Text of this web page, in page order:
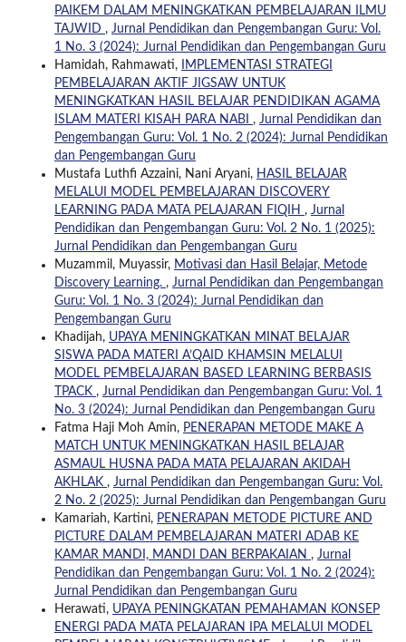
PAIKEM DALAM MENINGKATKAN PEMBELAJARAN ILMU
TAJWID , Jurnal Pendidikan dan Pengembangan Guru: Vol.
1 No. 3 (2024): Jurnal Pendidikan dan Pengembangan Guru
Hamidah, Rahmawati,
IMPLEMENTASI STRATEGI
PEMBELAJARAN AKTIF JIGSAW UNTUK
MENINGKATKAN HASIL BELAJAR PENDIDIKAN AGAMA
ISLAM MATERI KISAH PARA NABI , Jurnal Pendidikan dan
Pengembangan Guru: Vol. 1 No. 2 (2024): Jurnal Pendidikan
dan Pengembangan Guru
Mustafa Luthfi Azzaini, Nani Aryani, HASIL BELAJAR
MELALUI MODEL PEMBELAJARAN DISCOVERY
LEARNING PADA MATA PELAJARAN FIQIH , Jurnal
Pendidikan dan Pengembangan Guru: Vol. 2 No. 1 (2025):
Jurnal Pendidikan dan Pengembangan Guru
Muzammil, Muyassir, Motivasi dan Hasil Belajar, Metode
Discovery Learning. , Jurnal Pendidikan dan Pengembangan
Guru: Vol. 1 No. 3 (2024): Jurnal Pendidikan dan
Pengembangan Guru
Khadijah, UPAYA MENINGKATKAN MINAT BELAJAR
SISWA PADA MATERI A’QAID KHAMSIN MELALUI
MODEL PEMBELAJARAN BASED LEARNING BERBASIS
TPACK , Jurnal Pendidikan dan Pengembangan Guru: Vol. 1
No. 3 (2024): Jurnal Pendidikan dan Pengembangan Guru
Fatma Haji Moh Amin, PENERAPAN METODE MAKE A
MATCH UNTUK MENINGKATKAN HASIL BELAJAR
ASMAUL HUSNA PADA MATA PELAJARAN AKIDAH
AKHLAK , Jurnal Pendidikan dan Pengembangan Guru: Vol.
2 No. 2 (2025): Jurnal Pendidikan dan Pengembangan Guru
Kamariah, Kartini, PENERAPAN METODE PICTURE AND
PICTURE DALAM PEMBELAJARAN MATERI ADAB KE
KAMAR MANDI, MANDI DAN BERPAKAIAN , Jurnal
Pendidikan dan Pengembangan Guru: Vol. 1 No. 2 (2024):
Jurnal Pendidikan dan Pengembangan Guru
Herawati, UPAYA PENINGKATAN PEMAHAMAN KONSEP
ENERGI PADA MATA PELAJARAN IPA MELALUI MODEL